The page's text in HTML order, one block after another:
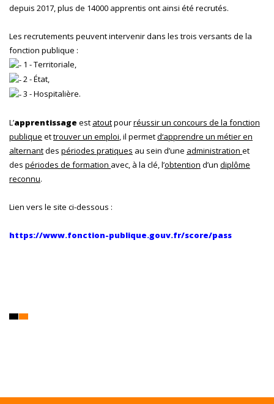
depuis 2017, plus de 14000 apprentis ont ainsi été recrutés.
Les recrutements peuvent intervenir dans les trois versants de la
fonction publique :
1 - Territoriale,
2 - État,
3 - Hospitalière.
L’apprentissage est atoutpourréussir un concours de la fonction
publique ettrouver un emploi , il permetd‘apprendre un métier en
alternantdes périodes pratiques au sein d’une administration et
des périodes de formation avec, à la clé, l’obtention d’un diplôme
reconnu.
Lien vers le site ci-dessous :
https://www.fonction-publique.gouv.fr/score/pass